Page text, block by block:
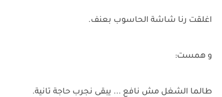
اغلقت رنا شاشة الحاسوب بعنف.
و همست:
طالما الشغل مش نافع ... يبقى نجرب حاجة تانية.